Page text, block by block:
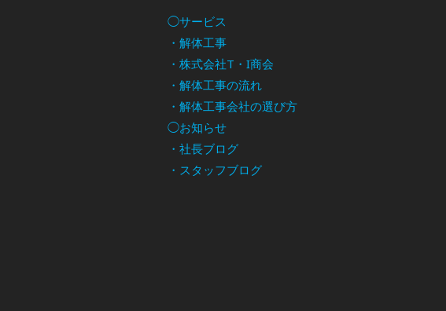
◯サービス
・解体工事
・株式会社T・I商会
・解体工事の流れ
・解体工事会社の選び方
◯お知らせ
・社長ブログ
・スタッフブログ